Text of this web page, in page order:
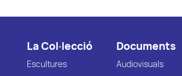
La Col·lecció
Escultures
Documents
Audiovisuals